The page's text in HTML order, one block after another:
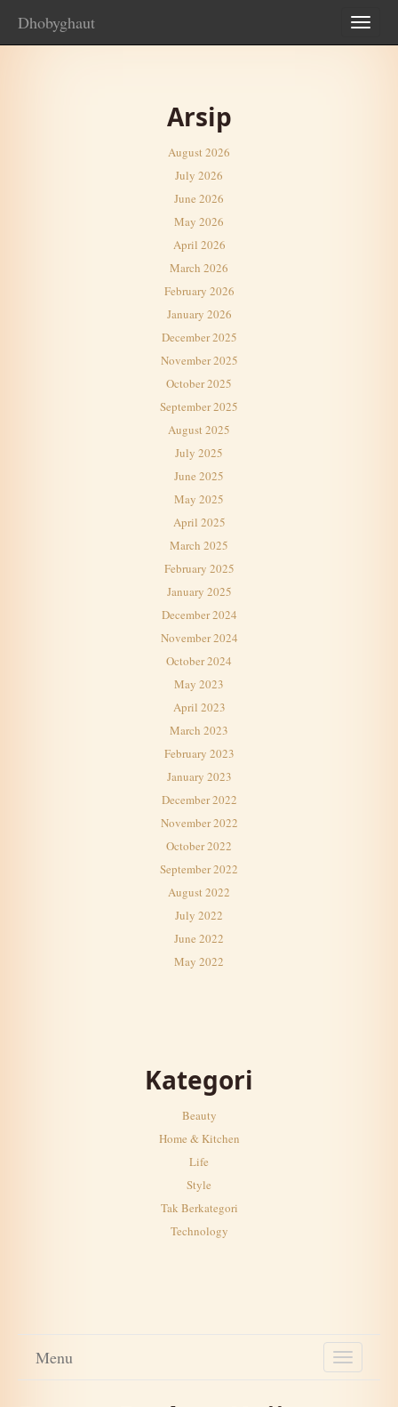
Dhobyghaut
Arsip
August 2026
July 2026
June 2026
May 2026
April 2026
March 2026
February 2026
January 2026
December 2025
November 2025
October 2025
September 2025
August 2025
July 2025
June 2025
May 2025
April 2025
March 2025
February 2025
January 2025
December 2024
November 2024
October 2024
May 2023
April 2023
March 2023
February 2023
January 2023
December 2022
November 2022
October 2022
September 2022
August 2022
July 2022
June 2022
May 2022
Kategori
Beauty
Home & Kitchen
Life
Style
Tak Berkategori
Technology
Menu